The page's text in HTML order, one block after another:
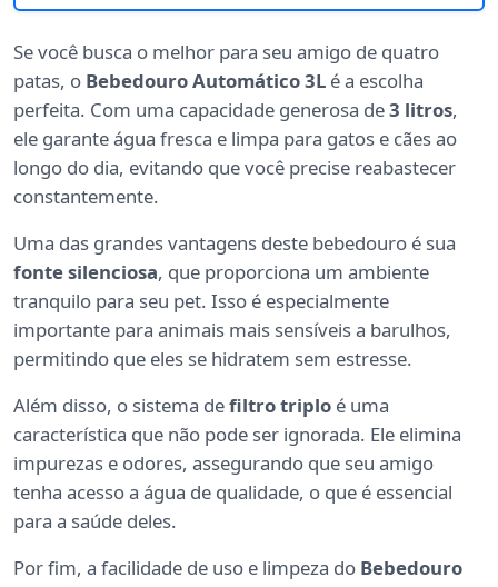
Se você busca o melhor para seu amigo de quatro
patas, o Bebedouro Automático 3L é a escolha
perfeita. Com uma capacidade generosa de3 litros,
ele garante água fresca e limpa para gatos e cães ao
longo do dia, evitando que você precise reabastecer
constantemente.
Uma das grandes vantagens deste bebedouro é sua
fonte silenciosa, que proporciona um ambiente
tranquilo para seu pet. Isso é especialmente
importante para animais mais sensíveis a barulhos,
permitindo que eles se hidratem sem estresse.
Além disso, o sistema defiltro triplo é uma
característica que não pode ser ignorada. Ele elimina
impurezas e odores, assegurando que seu amigo
tenha acesso a água de qualidade, o que é essencial
para a saúde deles.
Por fim, a facilidade de uso e limpeza do Bebedouro